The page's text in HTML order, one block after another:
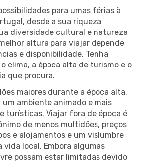
para umas férias à
desde a sua riqueza
diversidade cultural e natureza
altura para viajar depende
e disponibilidade. Tenha
clima, a época alta de turismo e o
que procura.
maiores durante a época alta,
um ambiente animado e mais
turísticas. Viajar fora de época é
de menos multidões, preços
e alojamentos e um vislumbre
local. Embora algumas
possam estar limitadas devido